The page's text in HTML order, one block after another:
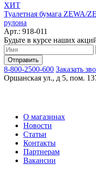
ХИТ
Туалетная бумага ZEWA/
рулона
Арт.: 918-011
Будьте в курсе наших
8-800-2500-600 Заказать
Оршанская ул., д 5, пом.
О магазинах
Новости
Статьи
Контакты
Партнерам
Вакансии